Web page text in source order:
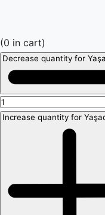
(0 in cart)
Decrease quantity for
Increase quantity for